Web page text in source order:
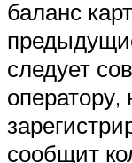
баланс
следует
оператору,
сообщит